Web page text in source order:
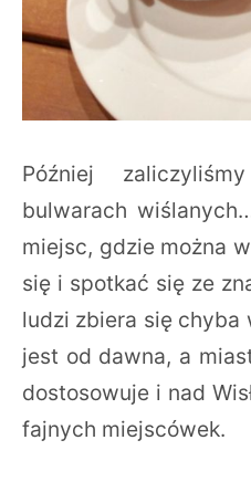
Później
bulwarach
miejsc, gdzie można
się i spotkać się ze
ludzi zbiera się chyba
jest od dawna, a
dostosowuje i nad
fajnych miejscówek.